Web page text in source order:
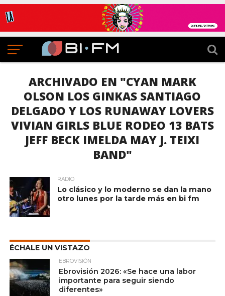
ARCHIVADO EN "CYAN MARK
OLSON LOS GINKAS SANTIAGO
DELGADO Y LOS RUNAWAY LOVERS
VIVIAN GIRLS BLUE RODEO 13 BATS
JEFF BECK IMELDA MAY J. TEIXI
BAND"
RADIO
Lo clásico y lo moderno se dan la mano
otro lunes por la tarde más en bi fm
ÉCHALE UN VISTAZO
EBROVISIÓN
Ebrovisión 2026: «Se hace una labor
importante para seguir siendo
diferentes»